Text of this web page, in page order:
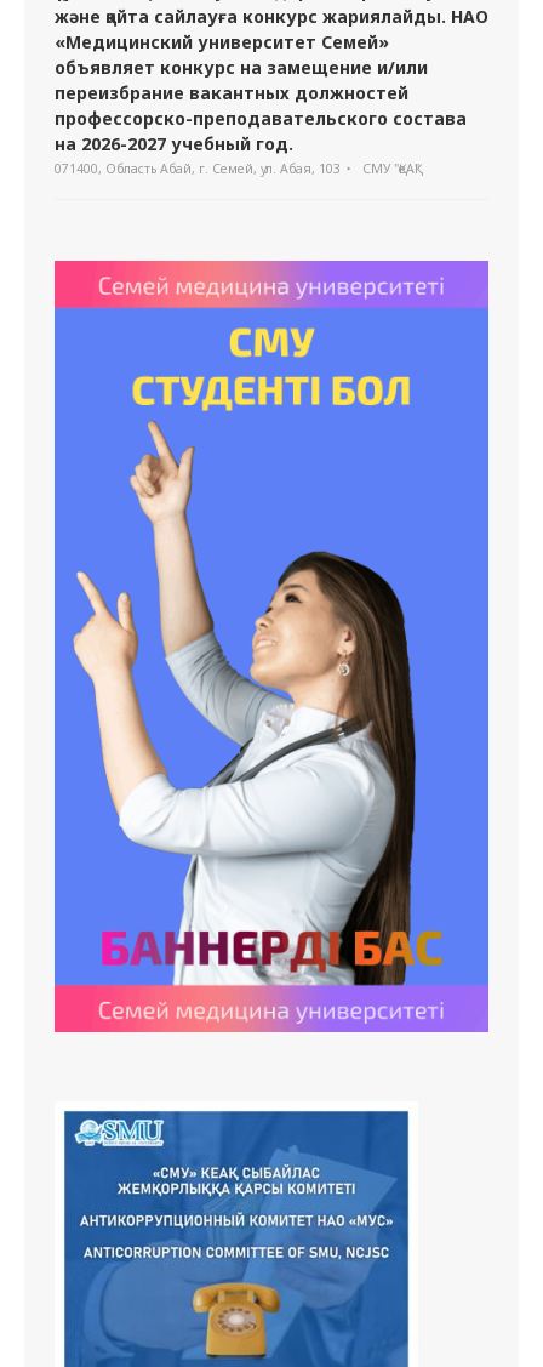
және қайта сайлауға конкурс жариялайды. НАО
«Медицинский университет Семей»
объявляет конкурс на замещение и/или
переизбрание вакантных должностей
профессорско-преподавательского состава
на 2026-2027 учебный год.
071400, Область Абай, г. Семей, ул. Абая, 103 СМУ "ҚеАҚ"